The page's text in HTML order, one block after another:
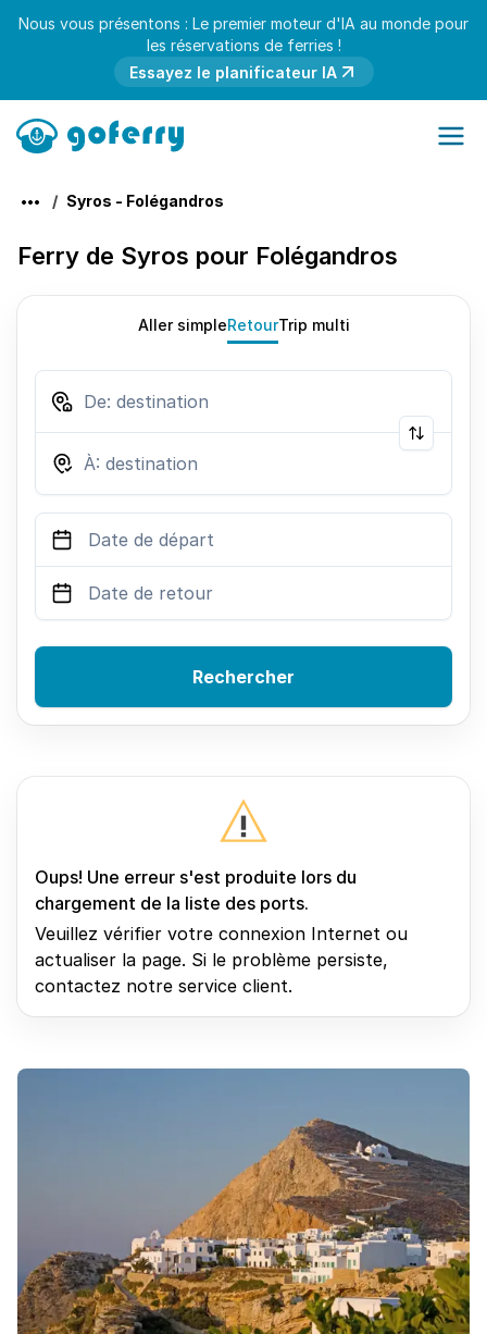
Nous vous présentons : Le premier moteur d'IA au monde pour
les réservations de ferries !
Essayez le planificateur IA
Syros - Folégandros
Ferry de Syros pour Folégandros
Aller simpleRetourTrip multi
Rechercher
Oups! Une erreur s'est produite lors du
chargement de la liste des ports.
Veuillez vérifier votre connexion Internet ou
actualiser la page. Si le problème persiste,
contactez notre service client.